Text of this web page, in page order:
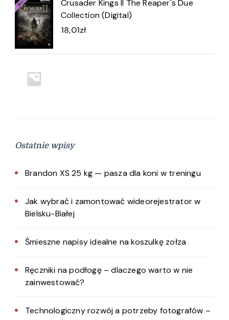
Crusader Kings II The Reaper's Due
Collection (Digital)
18,01zł
Ostatnie wpisy
Brandon XS 25 kg — pasza dla koni w treningu
Jak wybrać i zamontować wideorejestrator w
Bielsku-Białej
Śmieszne napisy idealne na koszulkę zołza
Ręczniki na podłogę – dlaczego warto w nie
zainwestować?
Technologiczny rozwój a potrzeby fotografów –